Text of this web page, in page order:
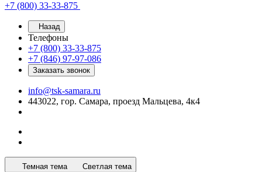
+7 (800) 33-33-875
Назад
Телефоны
+7 (800) 33-33-875
+7 (846) 97-97-086
Заказать звонок
info@tsk-samara.ru
443022, гор. Самара, проезд Мальцева, 4к4
Темная тема Светлая тема